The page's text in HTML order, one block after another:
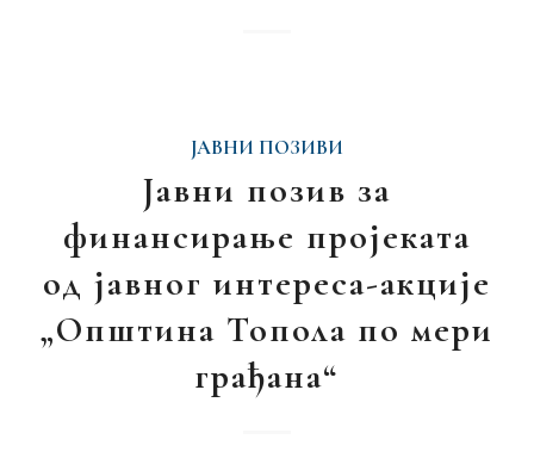
ЈАВНИ ПОЗИВИ
Јавни позив за
финансирање пројеката
од јавног интереса-акције
„Општина Топола по мери
грађана“